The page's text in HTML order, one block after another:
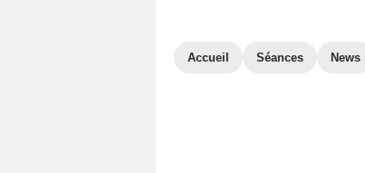
Accueil Séances News